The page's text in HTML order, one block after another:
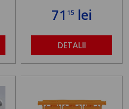
7115 lei
DETALII